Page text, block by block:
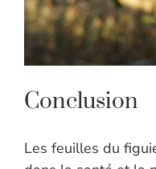
Conclusion
Les feuilles du